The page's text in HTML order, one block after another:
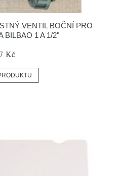
VENTIL BOČNÍ PRO
BILBAO 1 A 1/2"
Kč